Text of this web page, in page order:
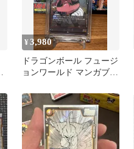
¥3,980
ドラゴンボール フュージ
ョンワールド マンガブー